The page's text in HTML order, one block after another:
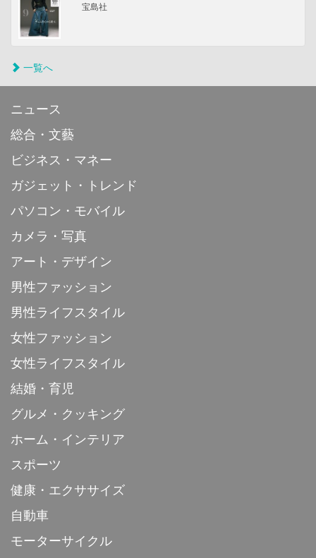
宝島社
一覧へ
ニュース
総合・文藝
ビジネス・マネー
ガジェット・トレンド
パソコン・モバイル
カメラ・写真
アート・デザイン
男性ファッション
男性ライフスタイル
女性ファッション
女性ライフスタイル
結婚・育児
グルメ・クッキング
ホーム・インテリア
スポーツ
健康・エクササイズ
自動車
モーターサイクル